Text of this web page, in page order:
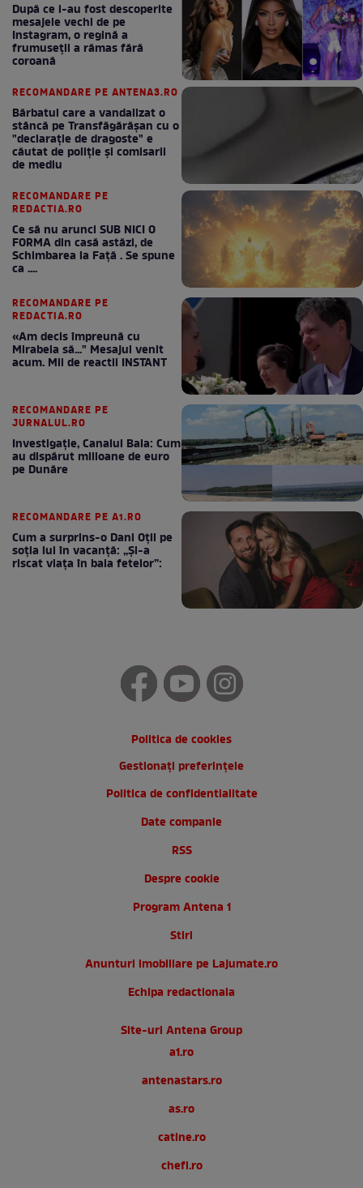
După ce i-au fost descoperite
mesajele vechi de pe
Instagram, o regină a
frumuseții a rămas fără
coroană
RECOMANDARE PE ANTENA3.RO
Bărbatul care a vandalizat o
stâncă pe Transfăgărășan cu o
"declaraţie de dragoste" e
căutat de poliție și comisarii
de mediu
RECOMANDARE PE
REDACTIA.RO
Ce să nu arunci SUB NICI O
FORMA din casă astăzi, de
Schimbarea la Față . Se spune
ca ....
RECOMANDARE PE
REDACTIA.RO
«Am decis împreună cu
Mirabela să..." Mesajul venit
acum. Mii de reactii INSTANT
RECOMANDARE PE
JURNALUL.RO
Investigație, Canalul Bala: Cum
au dispărut milioane de euro
pe Dunăre
RECOMANDARE PE A1.RO
Cum a surprins-o Dani Oțil pe
soția lui în vacanță: „Și-a
riscat viața în baia fetelor”:
Politica de cookies
Gestionați preferințele
Politica de confidentialitate
Date companie
RSS
Despre cookie
Program Antena 1
Stiri
Anunturi imobiliare pe Lajumate.ro
Echipa redactionala
Site-uri Antena Group
a1.ro
antenastars.ro
as.ro
catine.ro
chefi.ro